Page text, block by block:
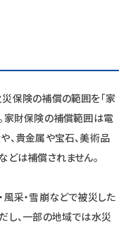
保険の補償の範囲を「家
家財保険の補償範囲は電
、貴金属や宝石、美術品
どは補償されません。
風采・雪崩などで被災した
し、一部の地域では水災